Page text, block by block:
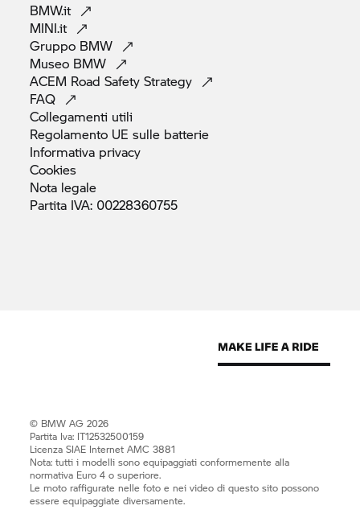
BMW.it
MINI.it
Gruppo BMW
Museo BMW
ACEM Road SafetyStrategy
FAQ
Collegamenti utili
Regolamento UE sulle batterie
Informativa privacy
Cookies
Nota legale
Partita IVA: 00228360755
© BMW AG 2026
Partita Iva: IT12532500159
Licenza SIAE Internet AMC 3881
Nota: tutti i modelli sono equipaggiati conformemente alla
normativa Euro 4 o superiore.
Le moto raffigurate nelle foto e nei video di questo sito possono
essere equipaggiate diversamente.